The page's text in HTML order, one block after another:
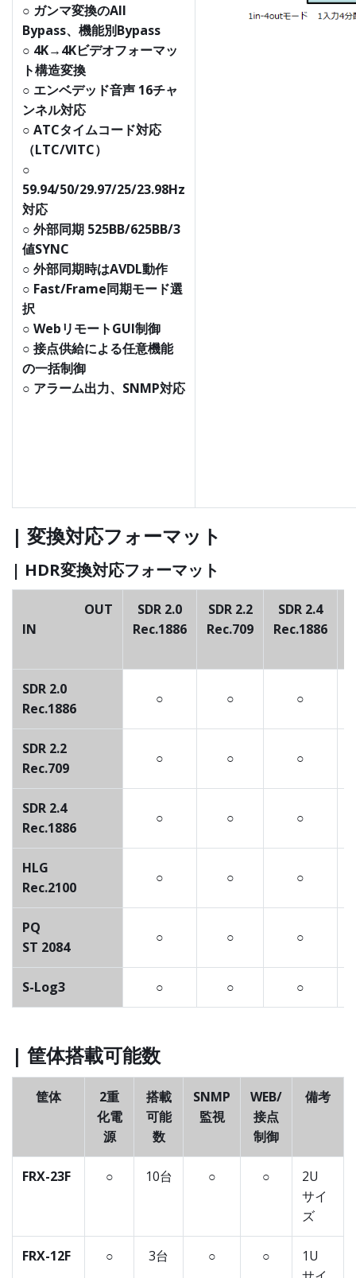
○ ガンマ変換のAll
Bypass、機能別Bypass
○ 4K→4Kビデオフォーマッ
ト構造変換
○ エンベデッド音声 16チャ
ンネル対応
○ ATCタイムコード対応
（LTC/VITC）
○
59.94/50/29.97/25/23.98Hz
対応
○ 外部同期 525BB/625BB/3
値SYNC
○ 外部同期時はAVDL動作
○ Fast/Frame同期モード選
択
○ WebリモートGUI制御
○ 接点供給による任意機能
の一括制御
○ アラーム出力、SNMP対応
| 変換対応フォーマット
| HDR変換対応フォーマット
OUT
IN
SDR 2.0
Rec.1886
SDR 2.2
Rec.709
SDR 2.4
Rec.1886
SDR 2.0
Rec.1886
○ ○ ○
SDR 2.2
Rec.709
○ ○ ○
SDR 2.4
Rec.1886
○ ○ ○
HLG
Rec.2100
○ ○ ○
PQ
ST 2084
○ ○ ○
S-Log3 ○ ○ ○
| 筐体搭載可能数
筐体
2重
化電
源
搭載
可能
数
SNMP
監視
WEB/
接点
制御
備考
FRX-23F ○ 10台 ○ ○
2U
サイ
ズ
FRX-12F ○ 3台 ○ ○
1U